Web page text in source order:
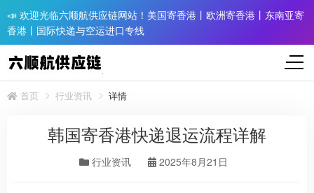
📣 欢迎光临六顺航供应链网站！美国寄香港丨欧洲寄香港丨东南亚寄
香港丨国际快递与空运进口专线
首页 行业资讯 详情
韩国寄香港快递退运流程详解
行业资讯 2025年8月21日